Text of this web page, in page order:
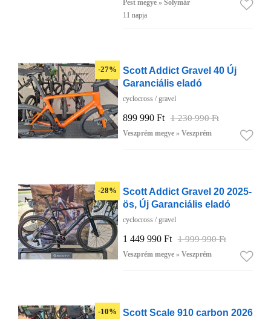
Pest megye » Solymár
11 napja
-27%
Scott Addict Gravel 40 Új
Garanciális eladó
cyclocross / gravel
899 990 Ft 1 230 990 Ft
Veszprém megye » Veszprém
-28%
Scott Addict Gravel 20 2025-
ös, Új Garanciális eladó
cyclocross / gravel
1 449 990 Ft 1 999 990 Ft
Veszprém megye » Veszprém
-10%
Scott Scale 910 carbon 2026